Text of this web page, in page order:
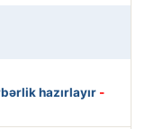
hazırlayır -